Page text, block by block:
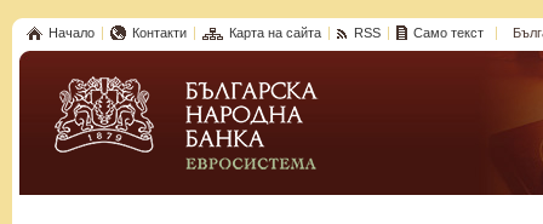
Начало Контакти Карта на сайта RSS Само текст